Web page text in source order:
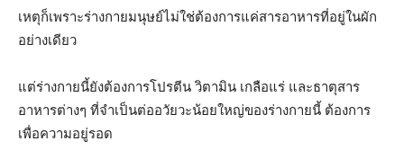
เหตุก็เพราะร่างกายมนุษย์ไม่ใช่ต้องการแค่สารอาหารที่อยู่ในผัก
อย่างเดียว
แต่ร่างกายนี้ยังต้องการโปรตีน วิตามิน เกลือแร่ และธาตุสาร
อาหารต่างๆ ที่จำเป็นต่ออวัยวะน้อยใหญ่ของร่างกายนี้ ต้องการ
เพื่อความอยู่รอด